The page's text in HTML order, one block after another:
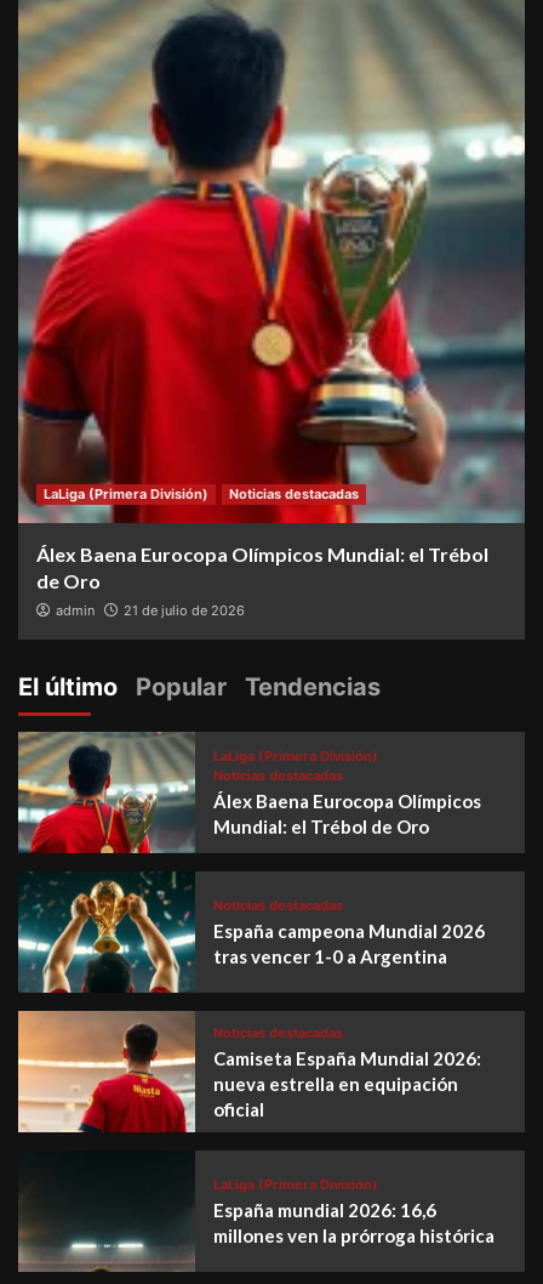
LaLiga (Primera División) Noticias destacadas
Álex Baena Eurocopa Olímpicos Mundial: el Trébol
de Oro
admin 21 de julio de 2026
El último Popular Tendencias
LaLiga (Primera División)
Noticias destacadas
Álex Baena Eurocopa Olímpicos
Mundial: el Trébol de Oro
Noticias destacadas
España campeona Mundial 2026
tras vencer 1-0 a Argentina
Noticias destacadas
Camiseta España Mundial 2026:
nueva estrella en equipación
oficial
LaLiga (Primera División)
España mundial 2026: 16,6
millones ven la prórroga histórica